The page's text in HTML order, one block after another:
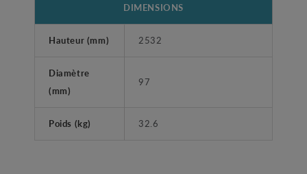
DIMENSIONS
Hauteur (mm) 2532
Diamètre
(mm)
97
Poids (kg) 32.6